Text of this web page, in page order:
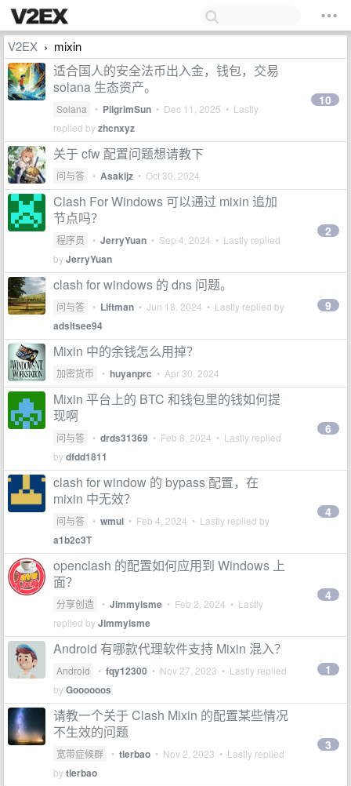
V2EX › mixin
适合国人的安全法币出入金，钱包，交易
solana 生态资产。
Solana • PilgrimSun • Dec 11, 2025 • Lastly
replied byzhcnxyz
10
关于 cfw 配置问题想请教下
问与答 • Asakijz • Oct 30, 2024
Clash For Windows 可以通过 mixin 追加
节点吗？
程序员 • JerryYuan • Sep 4, 2024 • Lastly replied
byJerryYuan
2
clash for windows 的 dns 问题。
问与答 • Liftman • Jun 18, 2024 • Lastly replied by
adsltsee94
9
Mixin 中的余钱怎么用掉？
加密货币 • huyanprc • Apr 30, 2024
Mixin 平台上的 BTC 和钱包里的钱如何提
现啊
问与答 • drds31369 • Feb 8, 2024 • Lastly replied
bydfdd1811
6
clash for window 的 bypass 配置，在
mixin 中无效？
问与答 • wmui • Feb 4, 2024 • Lastly replied by
a1b2c3T
4
openclash 的配置如何应用到 Windows 上
面？
分享创造 • Jimmyisme • Feb 2, 2024 • Lastly
replied byJimmyisme
4
Android 有哪款代理软件支持 Mixin 混入？
Android • fqy12300 • Nov 27, 2023 • Lastly replied
byGoooooos
1
请教一个关于 Clash Mixin 的配置某些情况
不生效的问题
宽带症候群 • tlerbao • Nov 2, 2023 • Lastly replied
bytlerbao
3